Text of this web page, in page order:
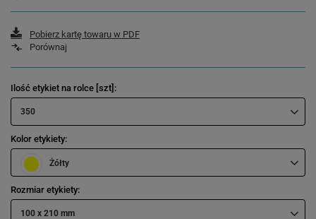
Pobierz kartę towaru w PDF
Porównaj
Ilość etykiet na rolce [szt]
350
Kolor etykiety
Żółty
Rozmiar etykiety
100 x 210 mm